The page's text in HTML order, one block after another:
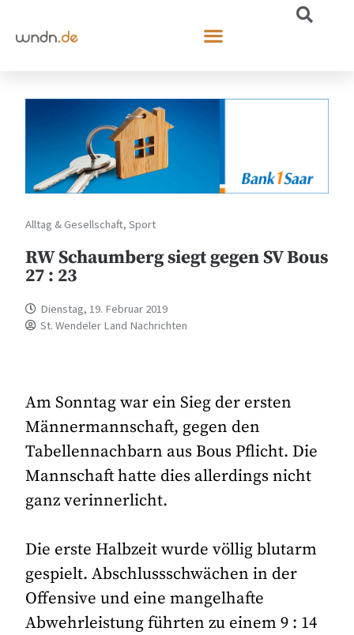
Alltag & Gesellschaft,Sport
RW Schaumberg siegt gegen SV Bous
27 : 23
Dienstag, 19. Februar 2019
St. Wendeler Land Nachrichten
Am Sonntag war ein Sieg der ersten
Männermannschaft, gegen den
Tabellennachbarn aus Bous Pflicht. Die
Mannschaft hatte dies allerdings nicht
ganz verinnerlicht.
Die erste Halbzeit wurde völlig blutarm
gespielt. Abschlussschwächen in der
Offensive und eine mangelhafte
Abwehrleistung führten zu einem 9 : 14